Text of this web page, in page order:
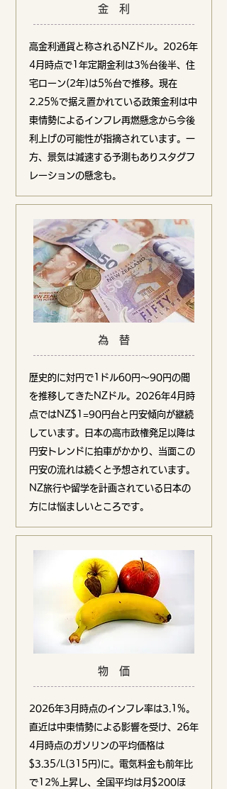
金 利
高金利通貨と称されるNZドル。2026年
4月時点で1年定期金利は3%台後半、住
宅ローン(2年)は5%台で推移。現在
2.25%で据え置かれている政策金利は中
東情勢によるインフレ再燃懸念から今後
利上げの可能性が指摘されています。一
方、景気は減速する予測もありスタグフ
レーションの懸念も。
為 替
歴史的に対円で1ドル60円〜90円の間
を推移してきたNZドル。2026年4月時
点ではNZ$1=90円台と円安傾向が継続
しています。日本の高市政権発足以降は
円安トレンドに拍車がかかり、当面この
円安の流れは続くと予想されています。
NZ旅行や留学を計画されている日本の
方には悩ましいところです。
物 価
2026年3月時点のインフレ率は3.1%。
直近は中東情勢による影響を受け、26年
4月時点のガソリンの平均価格は
$3.35/L(315円)に。電気料金も前年比
で12%上昇し、全国平均は月$200ほ